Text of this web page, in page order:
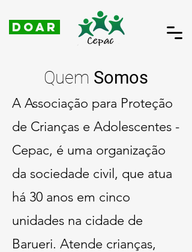
DOAR
Quem Somos
A Associação para Proteção
de Crianças e Adolescentes -
Cepac, é uma organização
da sociedade civil, que atua
há 30 anos em cinco
unidades na cidade de
Barueri. Atende crianças,